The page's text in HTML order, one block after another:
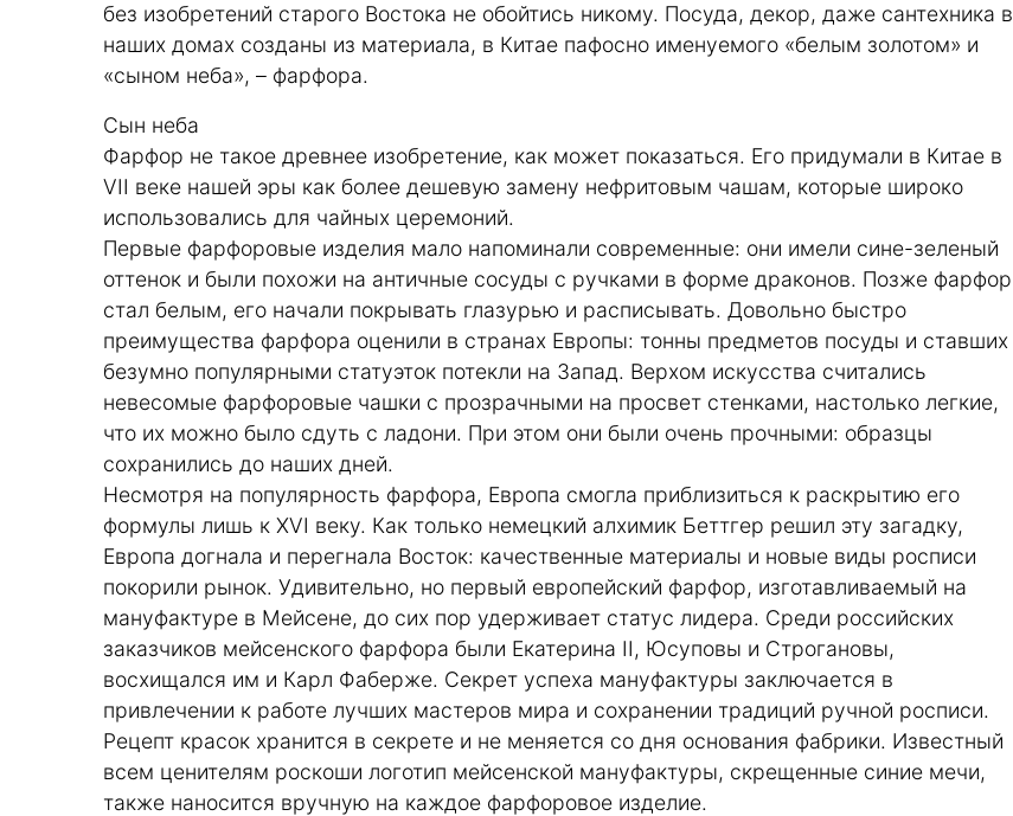
без изобретений старого Востока не обойтись никому. Посуда, декор, даже сантехника в
наших домах созданы из материала, в Китае пафосно именуемого «белым золотом» и
«сыном неба», – фарфора.
Сын неба
Фарфор не такое древнее изобретение, как может показаться. Его придумали в Китае в
VII веке нашей эры как более дешевую замену нефритовым чашам, которые широко
использовались для чайных церемоний.
Первые фарфоровые изделия мало напоминали современные: они имели сине-зеленый
оттенок и были похожи на античные сосуды с ручками в форме драконов. Позже фарфор
стал белым, его начали покрывать глазурью и расписывать. Довольно быстро
преимущества фарфора оценили в странах Европы: тонны предметов посуды и ставших
безумно популярными статуэток потекли на Запад. Верхом искусства считались
невесомые фарфоровые чашки с прозрачными на просвет стенками, настолько легкие,
что их можно было сдуть с ладони. При этом они были очень прочными: образцы
сохранились до наших дней.
Несмотря на популярность фарфора, Европа смогла приблизиться к раскрытию его
формулы лишь к XVI веку. Как только немецкий алхимик Беттгер решил эту загадку,
Европа догнала и перегнала Восток: качественные материалы и новые виды росписи
покорили рынок. Удивительно, но первый европейский фарфор, изготавливаемый на
мануфактуре в Мейсене, до сих пор удерживает статус лидера. Среди российских
заказчиков мейсенского фарфора были Екатерина II, Юсуповы и Строгановы,
восхищался им и Карл Фаберже. Секрет успеха мануфактуры заключается в
привлечении к работе лучших мастеров мира и сохранении традиций ручной росписи.
Рецепт красок хранится в секрете и не меняется со дня основания фабрики. Известный
всем ценителям роскоши логотип мейсенской мануфактуры, скрещенные синие мечи,
также наносится вручную на каждое фарфоровое изделие.